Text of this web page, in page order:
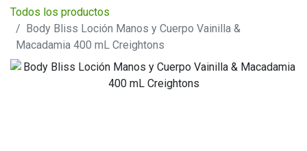
Todos los productos
Body Bliss Loción Manos y Cuerpo Vainilla &
Macadamia 400 mL Creightons